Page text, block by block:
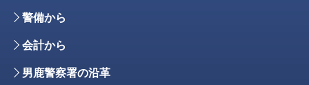
警備から
会計から
男鹿警察署の沿革